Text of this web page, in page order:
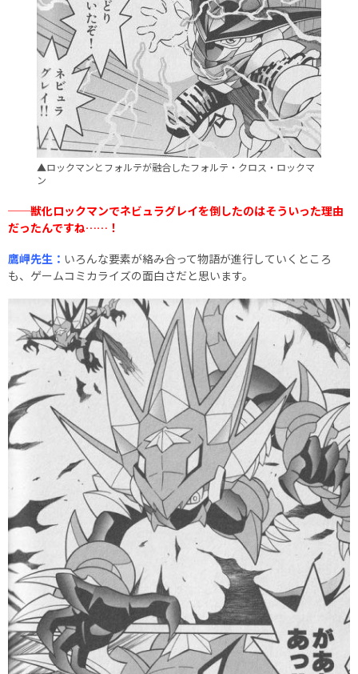
▲ロックマンとフォルテが融合したフォルテ・クロス・ロックマ
ン
──獣化ロックマンでネビュラグレイを倒したのはそういった理由
だったんですね……！
鷹岬先生： いろんな要素が絡み合って物語が進行していくところ
も、ゲームコミカライズの面白さだと思います。